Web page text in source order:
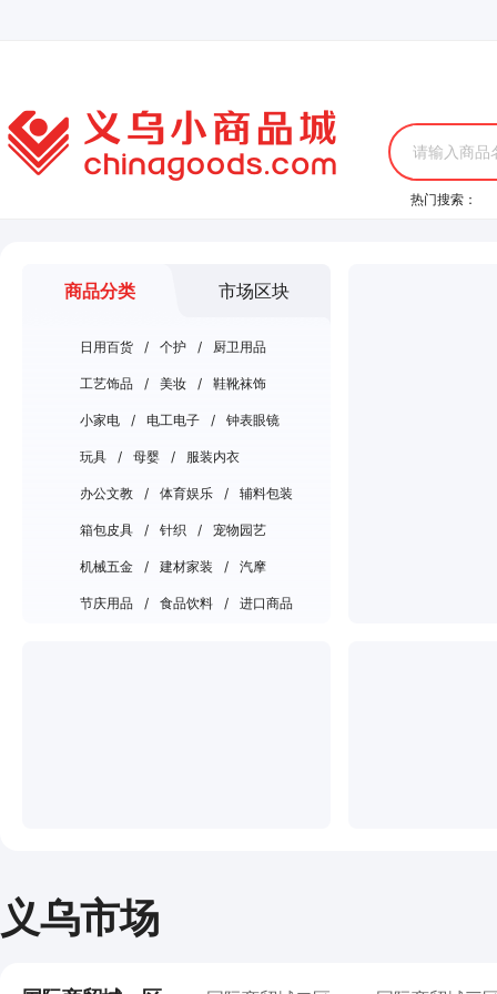
请输入商品
热门搜索：
商品分类 市场区块
日用百货 / 个护 / 厨卫用品
工艺饰品 / 美妆 / 鞋靴袜饰
小家电 / 电工电子 / 钟表眼镜
玩具 / 母婴 / 服装内衣
办公文教 / 体育娱乐 / 辅料包装
箱包皮具 / 针织 / 宠物园艺
机械五金 / 建材家装 / 汽摩
节庆用品 / 食品饮料 / 进口商品
义乌市场